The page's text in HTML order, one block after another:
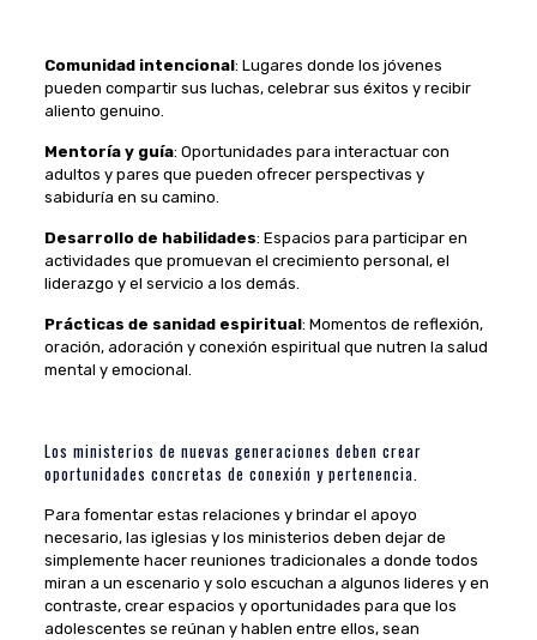
Comunidad intencional: Lugares donde los jóvenes
pueden compartir sus luchas, celebrar sus éxitos y recibir
aliento genuino.
Mentoría y guía: Oportunidades para interactuar con
adultos y pares que pueden ofrecer perspectivas y
sabiduría en su camino.
Desarrollo de habilidades: Espacios para participar en
actividades que promuevan el crecimiento personal, el
liderazgo y el servicio a los demás.
Prácticas de sanidad espiritual: Momentos de reflexión,
oración, adoración y conexión espiritual que nutren la salud
mental y emocional.
Los ministerios de nuevas generaciones deben crear
oportunidades concretas de conexión y pertenencia.
Para fomentar estas relaciones y brindar el apoyo
necesario, las iglesias y los ministerios deben dejar de
simplemente hacer reuniones tradicionales a donde todos
miran a un escenario y solo escuchan a algunos lideres y en
contraste, crear espacios y oportunidades para que los
adolescentes se reúnan y hablen entre ellos, sean